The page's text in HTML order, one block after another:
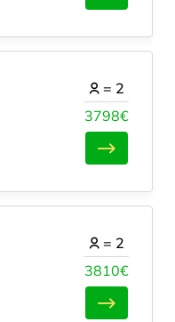
3798€
= 2
3810€
= 2